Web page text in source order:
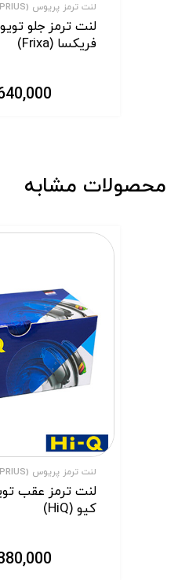
لنت ترمز پریوس (PRIUS)
لنت ترمز جلو
فریکسا (Frixa)
محصولات مشابه
لنت ترمز پریوس (PRIUS)
لنت ترمز عقب
کیو (HiQ)